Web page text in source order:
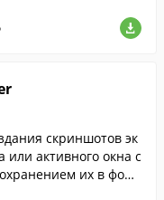
скриншотов эк
или активного окна с
их в форм